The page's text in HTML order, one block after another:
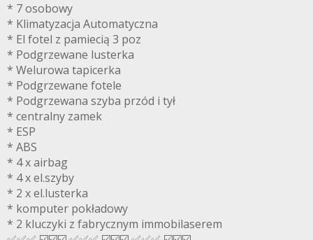
* 7 osobowy
* Klimatyzacja Automatyczna
* El fotel z pamiecią 3 poz
* Podgrzewane lusterka
* Welurowa tapicerka
* Podgrzewane fotele
* Podgrzewana szyba przód i tył
* centralny zamek
* ESP
* ABS
* 4 x airbag
* 4 x el.szyby
* 2 x el.lusterka
* komputer pokładowy
* 2 kluczyki z fabrycznym immobilaserem